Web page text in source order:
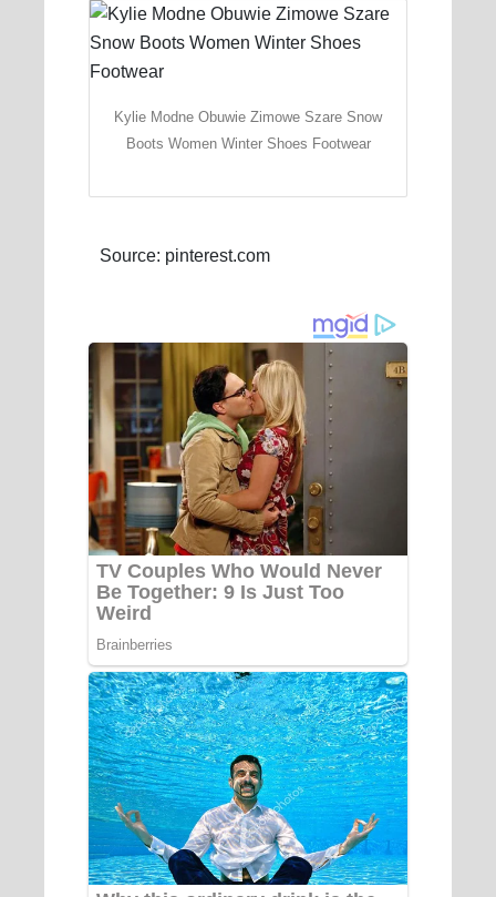
Kylie Modne Obuwie Zimowe Szare Snow
Boots Women Winter Shoes Footwear
Source: pinterest.com